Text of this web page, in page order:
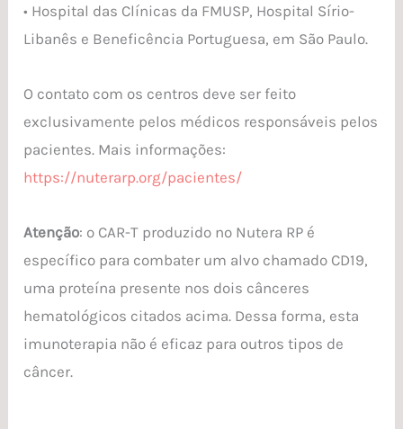
• Hospital das Clínicas da FMUSP, Hospital Sírio-
Libanês e Beneficência Portuguesa, em São Paulo.
O contato com os centros deve ser feito
exclusivamente pelos médicos responsáveis pelos
pacientes. Mais informações:
https://nuterarp.org/pacientes/
Atenção: o CAR-T produzido no Nutera RP é
específico para combater um alvo chamado CD19,
uma proteína presente nos dois cânceres
hematológicos citados acima. Dessa forma, esta
imunoterapia não é eficaz para outros tipos de
câncer.